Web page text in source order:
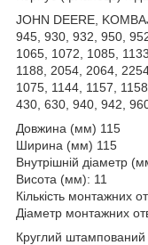
JOHN DEERE,
945, 930, 932, 950,
1065, 1072, 1085,
1188, 2054, 2064,
1075, 1144, 1157,
430, 630, 940, 942,
Довжина (мм) 115
Ширина (мм) 115
Внутрішній діаметр
Висота (мм): 11
Кількість монтажних
Діаметр монтажних
Круглий